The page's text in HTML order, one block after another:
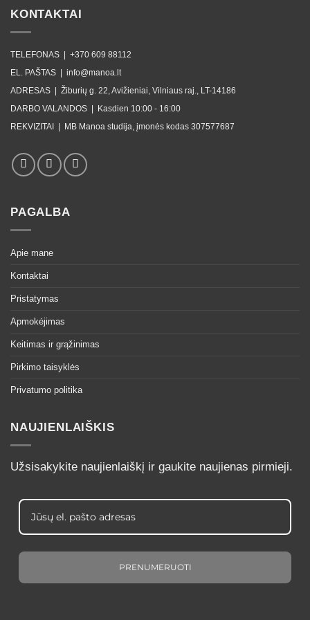
KONTAKTAI
TELEFONAS | +370 609 88112
EL. PAŠTAS | info@manoa.lt
ADRESAS | Žiburių g. 22, Avižieniai, Vilniaus raj., LT-14186
DARBO VALANDOS | Kasdien 10:00 - 16:00
REKVIZITAI | MB Manoa studija, įmonės kodas 307577687
PAGALBA
Apie mane
Kontaktai
Pristatymas
Apmokėjimas
Keitimas ir grąžinimas
Pirkimo taisyklės
Privatumo politika
NAUJIENLAIŠKIS
Užsisakykite naujienlaiškį ir gaukite naujienas pirmieji.
PRENUMERUOTI